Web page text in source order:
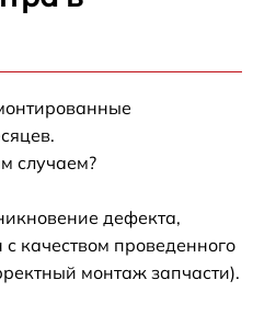
случаем?
дефекта,
качеством проведенного
монтаж запчасти).